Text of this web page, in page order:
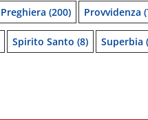
Preghiera (200) Provvidenza
Spirito Santo (8) Superbia